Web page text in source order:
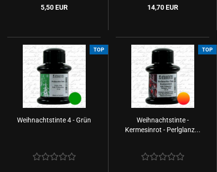
5,50 EUR 14,70 EUR
TOP
Weihnachtstinte 4 - Grün
TOP
Weihnachtstinte -
Kermesinrot - Perlglanz...